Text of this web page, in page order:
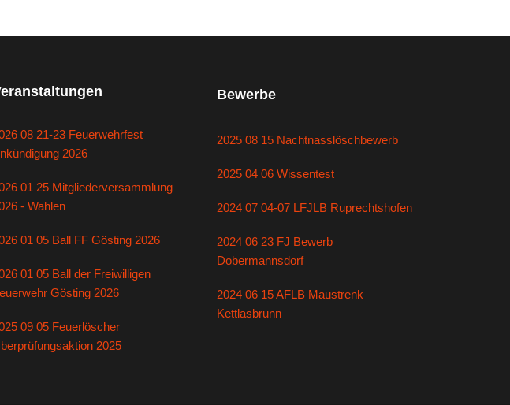
08 21-23 Feuerwehrfest
2026
01 25 Mitgliederversammlung
- Wahlen
01 05 Ball FF Gösting 2026
01 05 Ball der Freiwilligen
Gösting 2026
09 05 Feuerlöscher
2025
Bewerbe
2025 08 15 Nachtnasslöschbewerb
2025 04 06 Wissentest
2024 07 04-07 LFJLB Ruprechtshofen
2024 06 23 FJ Bewerb
Dobermannsdorf
2024 06 15 AFLB Maustrenk
Kettlasbrunn